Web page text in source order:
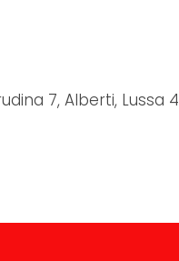
7, Alberti, Lussa 4